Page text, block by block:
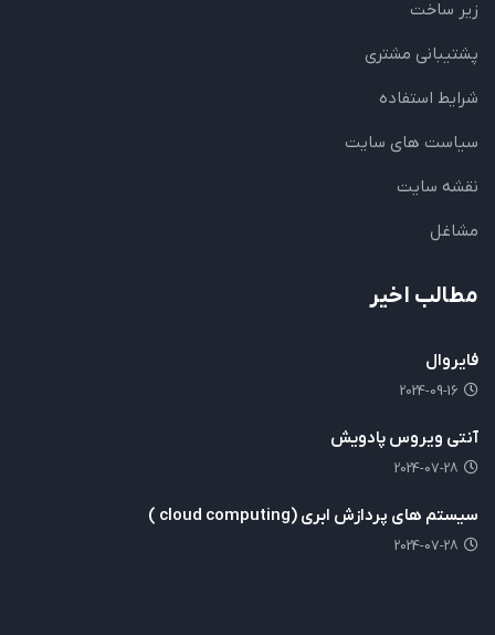
زیر ساخت
پشتیبانی مشتری
شرایط استفاده
سیاست های سایت
نقشه سایت
مشاغل
مطالب اخیر
فایروال
2024-09-16
آنتی ویروس پادویش
2024-07-28
سیستم های پردازش ابری (cloud computing )
2024-07-28